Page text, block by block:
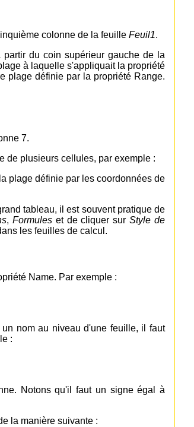
colonne de la feuille Feuil1.
du coin supérieur gauche de la
à laquelle s'appliquait la propriété
plage définie par la propriété Range.
7.
de plusieurs cellules, par exemple :
plage définie par les coordonnées de
tableau, il est souvent pratique de
, Formuleset de cliquer surStyle de
les feuilles de calcul.
Name. Par exemple :
nom au niveau d'une feuille, il faut
:
Notons qu'il faut un signe égal à
la manière suivante :